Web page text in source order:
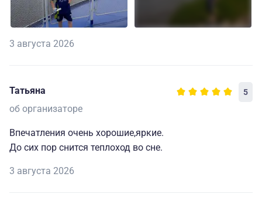
3 августа 2026
Татьяна 5
об организаторе
Впечатления очень хорошие,яркие.
До сих пор снится теплоход во сне.
3 августа 2026